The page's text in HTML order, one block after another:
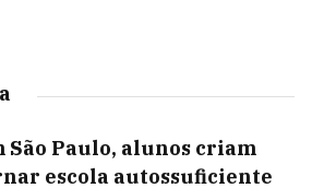
São Paulo, alunos criam
escola autossuficiente